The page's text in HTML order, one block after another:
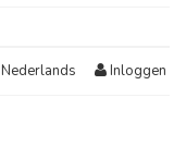
Nederlands Inloggen